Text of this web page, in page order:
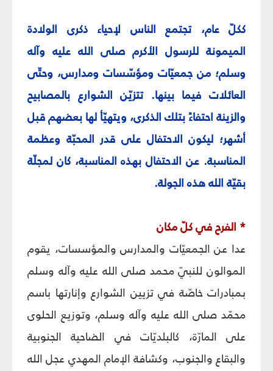
ككلّ عام، تجتمع الناس لإحياء ذكرى الولادة
الميمونة للرسول الأكرم صلى الله عليه وآله
وسلم؛ من جمعيّات ومؤسّسات ومدارس، وحتّى
العائلات فيما بينها. تتزيّن الشوارع بالمصابيح
والزينة احتفاءً بتلك الذكرى، ويتهيّأ لها بعضهم قبل
أشهر؛ ليكون الاحتفال على قدر المحبّة وعظمة
المناسبة. عن الاحتفال بهذه المناسبة، كان لمجلّة
بقيّة الله هذه الجولة.
* الفرح في كلّ مكان
عدا عن الجمعيّات والمدارس والمؤسسات، يقوم
الموالون للنبيّ محمد صلى الله عليه وآله وسلم
بمبادرات خاصّة في تزيين الشوارع وإنارتها باسم
محمّد صلى الله عليه وآله وسلم، وتوزيع الحلوى
على المارّة، كالبلديّات في الضاحية الجنوبية
والبقاع والجنوب، وكشافة الإمام المهدي عجل الله